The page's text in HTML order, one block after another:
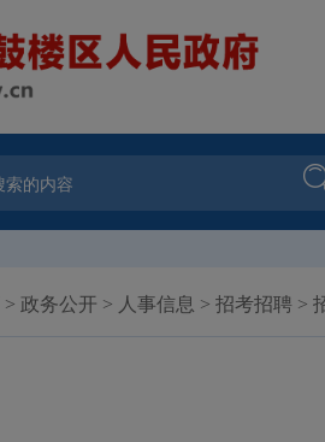
> 政务公开 > 人事信息 > 招考招聘 >